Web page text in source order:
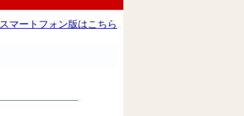
スマートフォン版はこちら